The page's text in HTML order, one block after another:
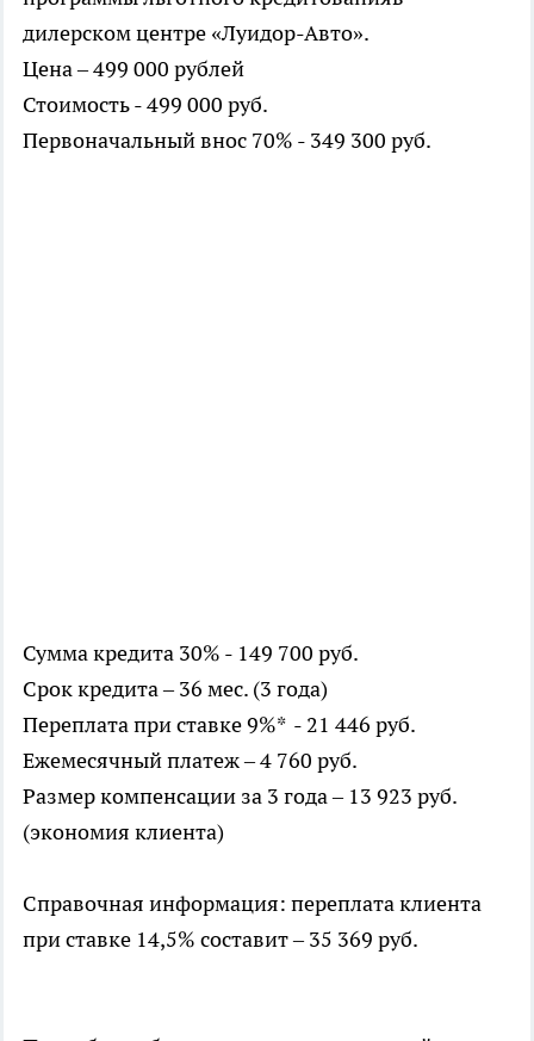
дилерском центре «Луидор-Авто».
Цена – 499 000 рублей
Стоимость - 499 000 руб.
Первоначальный внос 70% - 349 300 руб.
Сумма кредита 30% - 149 700 руб.
Срок кредита – 36 мес. (3 года)
Переплата при ставке 9%* - 21 446 руб.
Ежемесячный платеж – 4 760 руб.
Размер компенсации за 3 года – 13 923 руб.
(экономия клиента)
Справочная информация: переплата клиента
при ставке 14,5% составит – 35 369 руб.